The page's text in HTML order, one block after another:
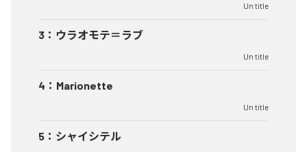
Un title
3 ： ウラオモテ＝ラブ
Un title
4 ： Marionette
Un title
5 ： シャイシテル